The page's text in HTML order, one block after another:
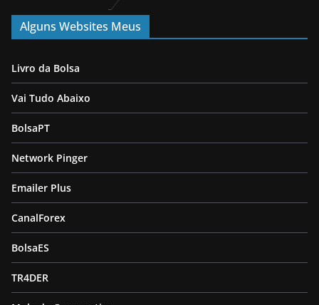
Alguns Websites Meus
Livro da Bolsa
Vai Tudo Abaixo
BolsaPT
Network Pinger
Emailer Plus
CanalForex
BolsaES
TR4DER